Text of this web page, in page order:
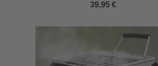
39,95 €